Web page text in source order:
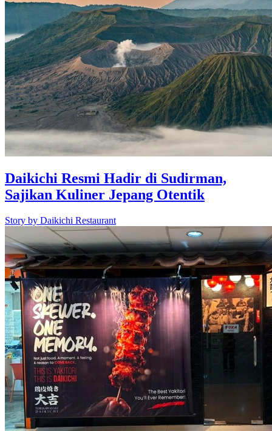
Daikichi Resmi Hadir di Sudirman,
Sajikan Kuliner Jepang Otentik
Story by Daikichi Restaurant